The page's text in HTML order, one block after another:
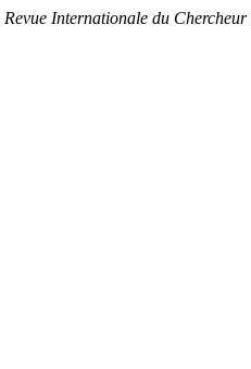
Revue Internationale du Chercheur